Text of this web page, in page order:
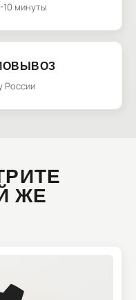
минуты
России
ЖЕ